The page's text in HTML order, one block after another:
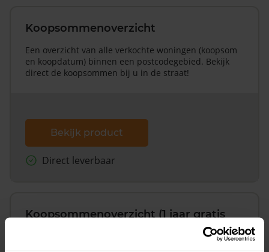
Koopsommenoverzicht
Een overzicht van alle verkochte woningen (koopsom
en koopdatum) binnen een postcodegebied. Bekijk
direct de koopsommen bij u in de straat!
Bekijk product
Direct leverbaar
Koopsommenoverzicht (1 jaar gratis